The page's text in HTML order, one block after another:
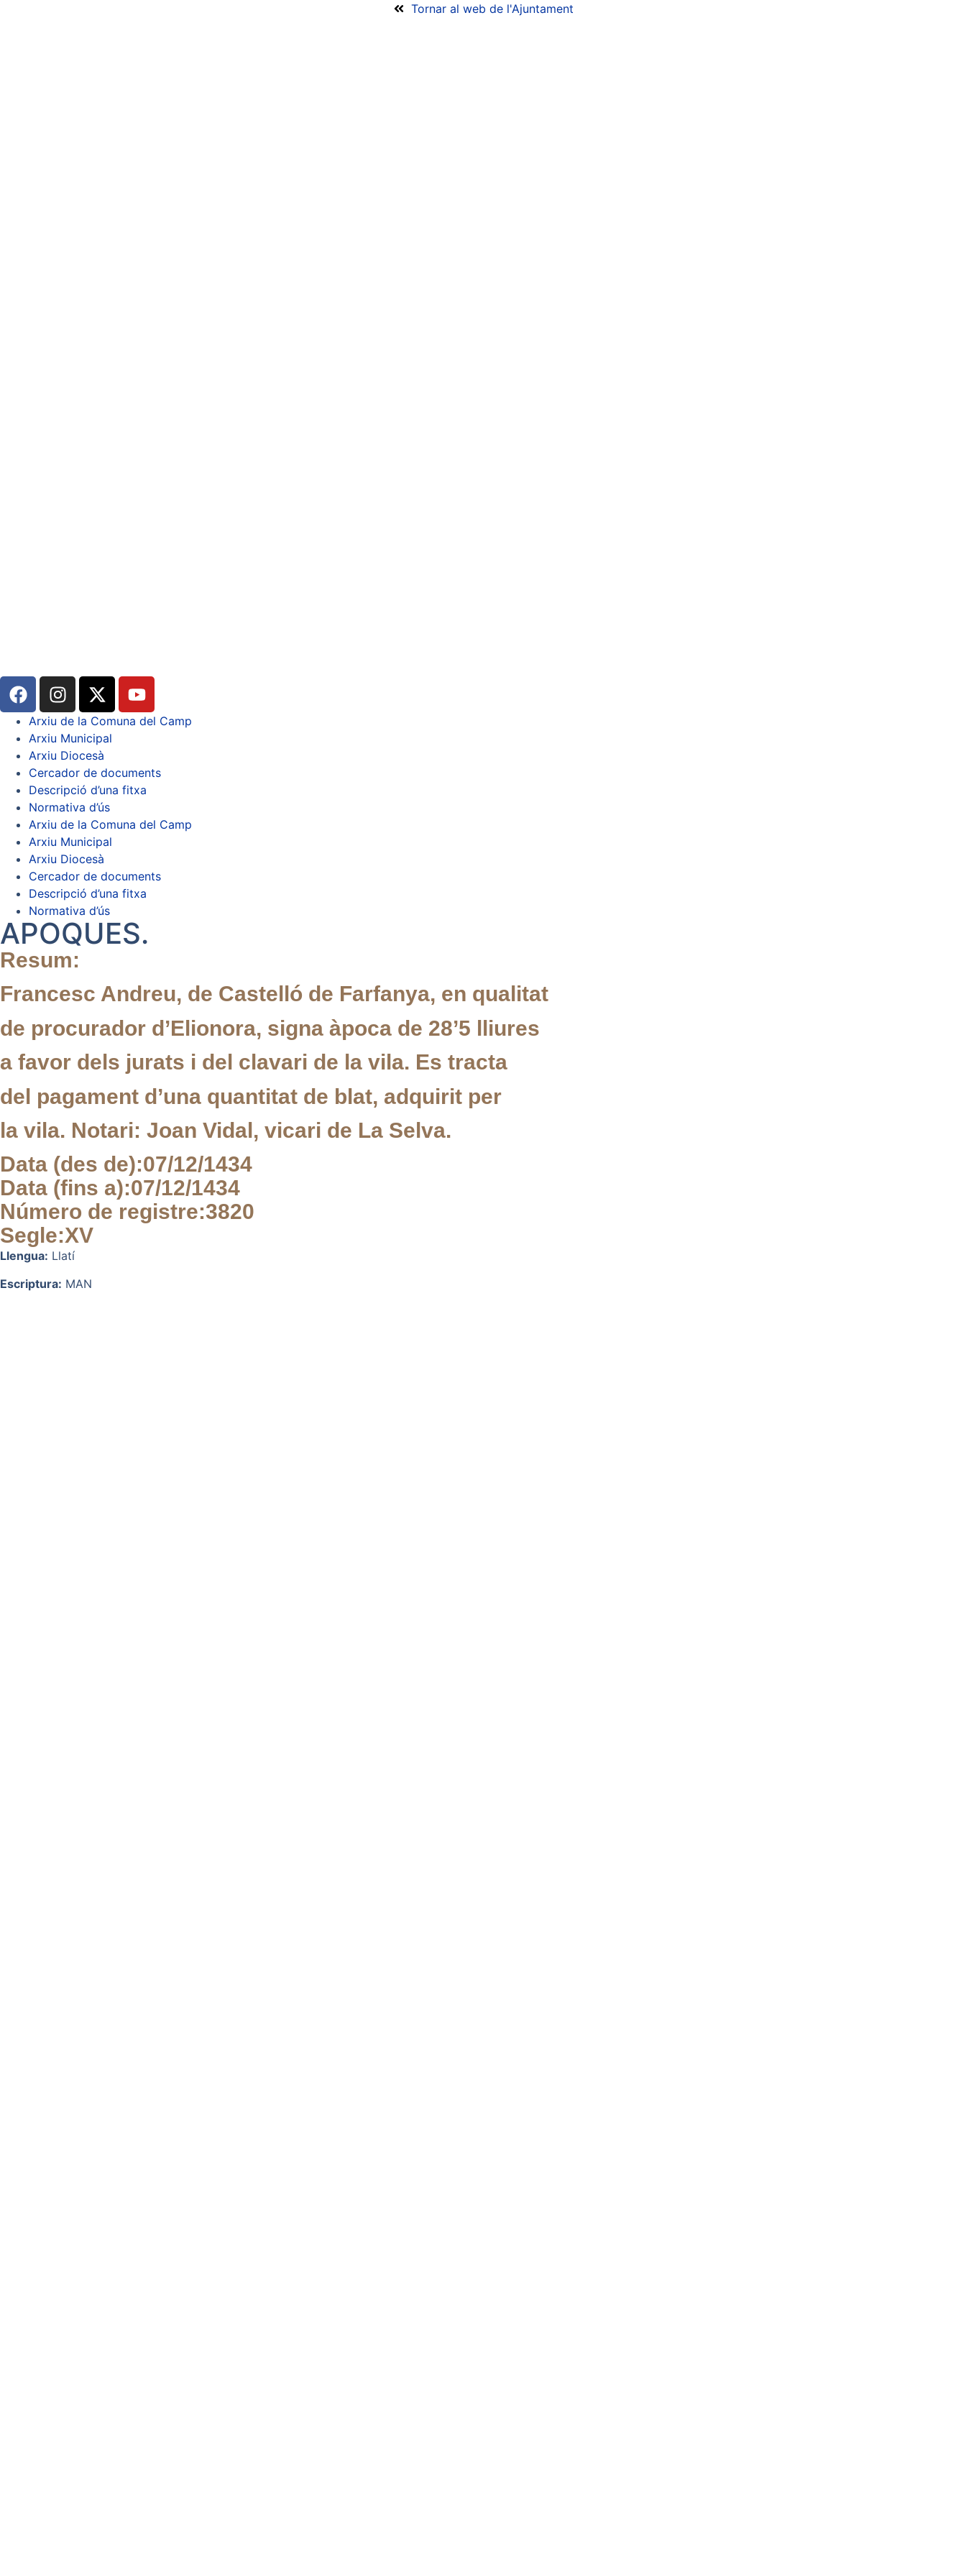
Tornar al web de l'Ajuntament
Arxiu de la Comuna del Camp
Arxiu Municipal
Arxiu Diocesà
Cercador de documents
Descripció d’una fitxa
Normativa d’ús
Arxiu de la Comuna del Camp
Arxiu Municipal
Arxiu Diocesà
Cercador de documents
Descripció d’una fitxa
Normativa d’ús
APOQUES.
Resum:
Francesc Andreu, de Castelló de Farfanya, en qualitat
de procurador d’Elionora, signa àpoca de 28’5 lliures
a favor dels jurats i del clavari de la vila. Es tracta
del pagament d’una quantitat de blat, adquirit per
la vila. Notari: Joan Vidal, vicari de La Selva.
Data (des de):07/12/1434
Data (fins a):07/12/1434
Número de registre:3820
Segle:XV
Llengua: Llatí
Escriptura: MAN